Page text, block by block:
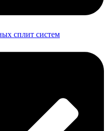
сплит систем